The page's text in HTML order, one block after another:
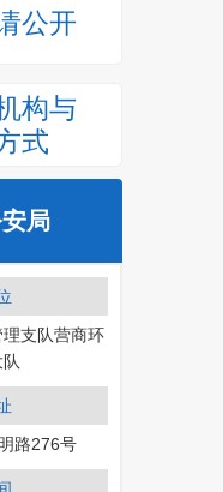
公开
构与
式
局
支队营商环
路276号